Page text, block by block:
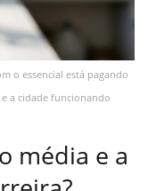
o essencial está pagando
a cidade funcionando
média e a